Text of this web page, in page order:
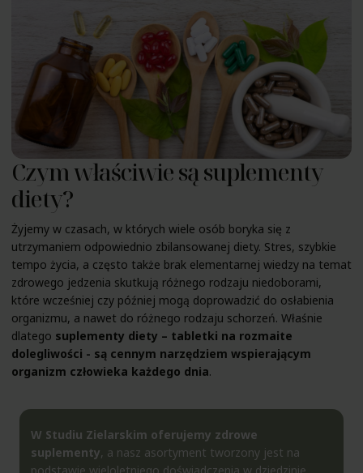
Czym właściwie są suplementy
diety?
Żyjemy w czasach, w których wiele osób boryka się z
utrzymaniem odpowiednio zbilansowanej diety. Stres, szybkie
tempo życia, a często także brak elementarnej wiedzy na temat
zdrowego jedzenia skutkują różnego rodzaju niedoborami,
które wcześniej czy później mogą doprowadzić do osłabienia
organizmu, a nawet do różnego rodzaju schorzeń. Właśnie
dlatego suplementy diety – tabletki na rozmaite
dolegliwości - są cennym narzędziem wspierającym
organizm człowieka każdego dnia.
W Studiu Zielarskim oferujemy zdrowe
suplementy, a nasz asortyment tworzony jest na